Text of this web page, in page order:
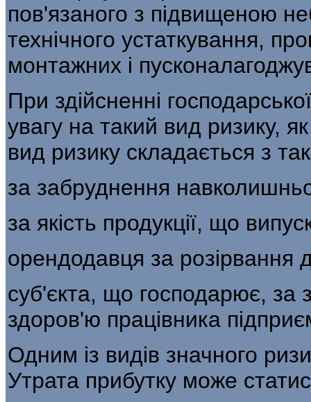
пов'яза­ного з підвищеною
технічного устаткуван­ня,
монтажних і
При здійсненні
увагу на такий вид ризику,
вид ризику скла­дається з
за забруднення
за якість продукції, що
орендодавця за розірвання
суб'єкта, що господарює, за
здоров'ю працівника
Одним із видів значного
Утрата прибутку може